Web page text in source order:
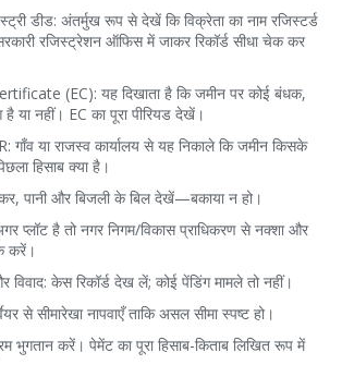
डीड: अंतर्मुख रूप से देखें कि विक्रेता का नाम रजिस्टर्ड
रजिस्ट्रेशन ऑफिस में जाकर रिकॉर्ड सीधा चेक कर
(EC): यह दिखाता है कि जमीन पर कोई बंधक,
या नहीं। EC का पूरा पीरियड देखें।
गाँव या राजस्व कार्यालय से यह निकाले कि जमीन किसके
हिसाब क्या है।
पानी और बिजली के बिल देखें—बकाया न हो।
प्लॉट है तो नगर निगम/विकास प्राधिकरण से नक्शा और
करें।
विवाद: केस रिकॉर्ड देख लें; कोई पेंडिंग मामले तो नहीं।
से सीमारेखा नापवाएँ ताकि असल सीमा स्पष्ट हो।
भुगतान करें। पेमेंट का पूरा हिसाब-किताब लिखित रूप में